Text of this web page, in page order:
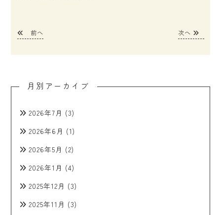
前へ 次へ
月別アーカイブ
2026年7月 (3)
2026年6月 (1)
2026年5月 (2)
2026年1月 (4)
2025年12月 (3)
2025年11月 (3)